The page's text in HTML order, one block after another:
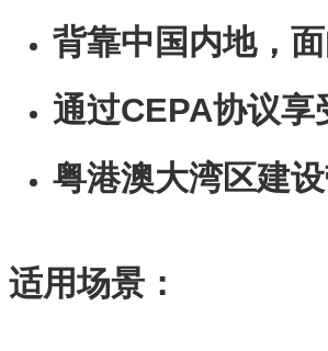
背靠中国内地，
通过CEPA协议
粤港澳大湾区建
适用场景：